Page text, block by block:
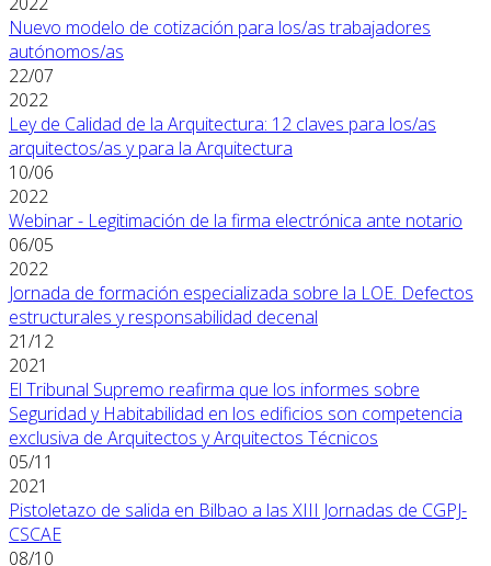
Nuevo modelo de cotización para los/as trabajadores
autónomos/as
22/07
2022
Ley de Calidad de la Arquitectura: 12 claves para los/as
arquitectos/as y para la Arquitectura
10/06
2022
Webinar - Legitimación de la firma electrónica ante notario
06/05
2022
Jornada de formación especializada sobre la LOE. Defectos
estructurales y responsabilidad decenal
21/12
2021
El Tribunal Supremo reafirma que los informes sobre
Seguridad y Habitabilidad en los edificios son competencia
exclusiva de Arquitectos y Arquitectos Técnicos
05/11
2021
Pistoletazo de salida en Bilbao a las XIII Jornadas de CGPJ-
CSCAE
08/10